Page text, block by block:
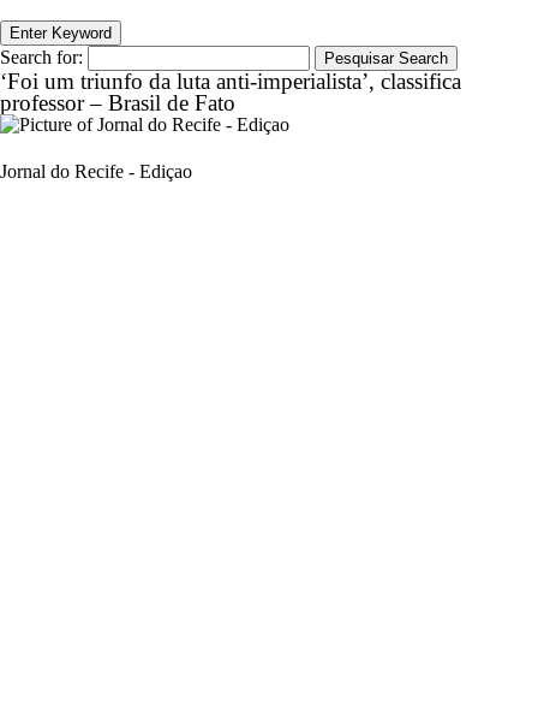
Enter Keyword
Search for: Pesquisar Search
‘Foi um triunfo da luta anti-imperialista’, classifica
professor – Brasil de Fato
Jornal do Recife - Ediçao